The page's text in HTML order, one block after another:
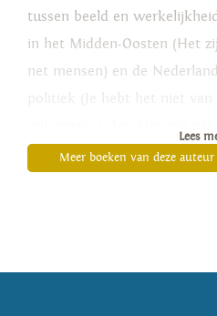
tussen beeld en
in het Midden-Oosten (Het
net mensen) en de
mensen werden de NS
Lees
Meer boeken van deze auteur